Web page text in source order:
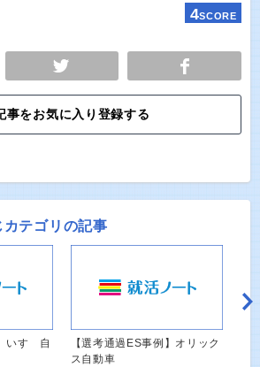
4SCORE
事をお気に入り登録する
カテゴリの記事
いすゞ自
【選考通過ES事例】オリック
ス自動車